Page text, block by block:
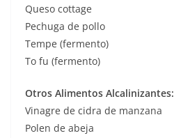
Queso cottage
Pechuga de pollo
Tempe (fermento)
To fu (fermento)
Otros Alimentos Alcalinizantes:
Vinagre de cidra de manzana
Polen de abeja